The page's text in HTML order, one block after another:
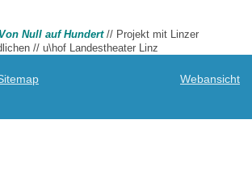
Null auf Hundert// Projekt mit Linzer
// u\hof Landestheater Linz
Webansicht